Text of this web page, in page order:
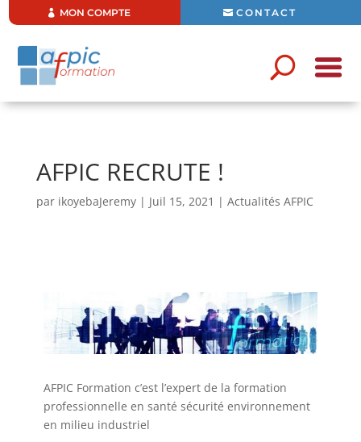
CONTACT
MON COMPTE
AFPIC RECRUTE !
par ikoyebaJeremy| Juil 15, 2021 | Actualités AFPIC
AFPIC Formation c’est l’expert de la formation
professionnelle en santé sécurité environnement
en milieu industriel